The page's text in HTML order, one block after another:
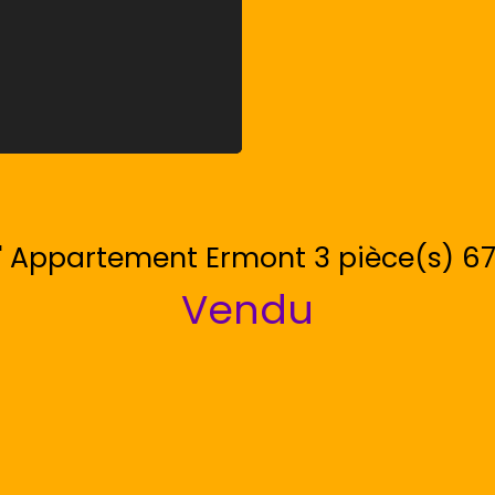
Appartement Ermont 3 pièce(s)
Vendu